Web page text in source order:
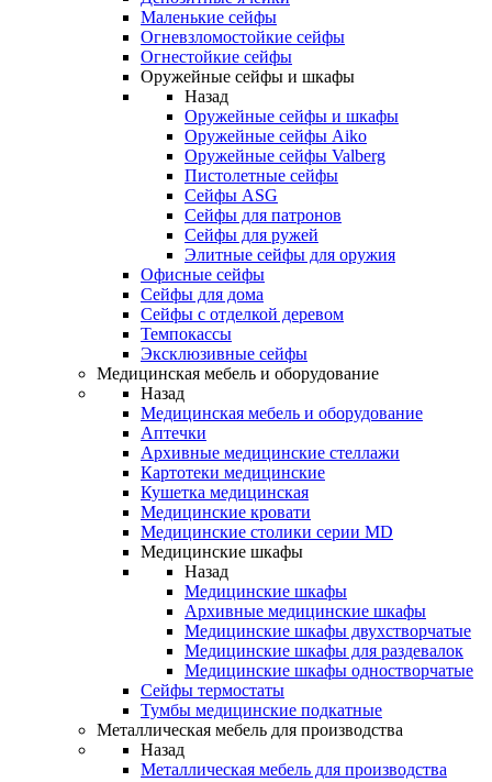
Маленькие сейфы
Огневзломостойкие сейфы
Огнестойкие сейфы
Оружейные сейфы и шкафы
Назад
Оружейные сейфы и шкафы
Оружейные сейфы Aiko
Оружейные сейфы Valberg
Пистолетные сейфы
Сейфы ASG
Сейфы для патронов
Сейфы для ружей
Элитные сейфы для оружия
Офисные сейфы
Сейфы для дома
Сейфы с отделкой деревом
Темпокассы
Эксклюзивные сейфы
Медицинская мебель и оборудование
Назад
Медицинская мебель и оборудование
Аптечки
Архивные медицинские стеллажи
Картотеки медицинские
Кушетка медицинская
Медицинские кровати
Медицинские столики серии MD
Медицинские шкафы
Назад
Медицинские шкафы
Архивные медицинские шкафы
Медицинские шкафы двухстворчатые
Медицинские шкафы для раздевалок
Медицинские шкафы одностворчатые
Сейфы термостаты
Тумбы медицинские подкатные
Металлическая мебель для производства
Назад
Металлическая мебель для производства